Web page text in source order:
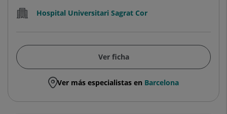
Hospital Universitari Sagrat Cor
Ver ficha
Ver más especialistas en Barcelona